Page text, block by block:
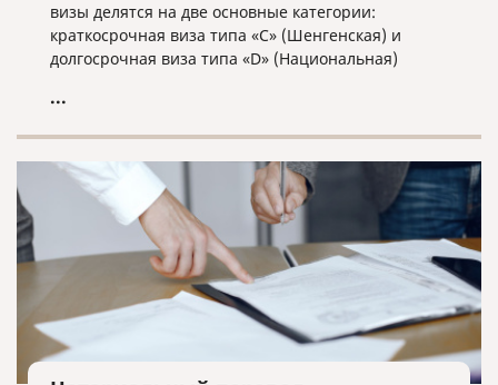
визы делятся на две основные категории:
краткосрочная виза типа «C» (Шенгенская) и
долгосрочная виза типа «D» (Национальная)
...